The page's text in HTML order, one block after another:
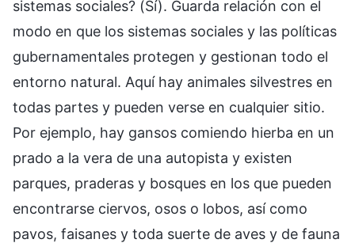
sistemas sociales? (Sí). Guarda relación con el
modo en que los sistemas sociales y las políticas
gubernamentales protegen y gestionan todo el
entorno natural. Aquí hay animales silvestres en
todas partes y pueden verse en cualquier sitio.
Por ejemplo, hay gansos comiendo hierba en un
prado a la vera de una autopista y existen
parques, praderas y bosques en los que pueden
encontrarse ciervos, osos o lobos, así como
pavos, faisanes y toda suerte de aves y de fauna